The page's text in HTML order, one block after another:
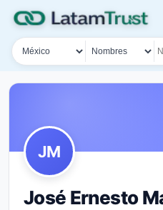
País
Tipo de búsqueda
Nombre o documento
JM
José Ernesto